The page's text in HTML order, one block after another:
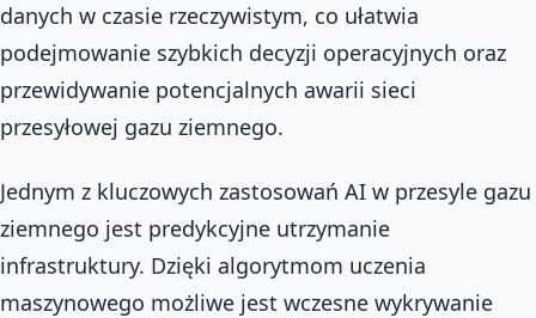
danych w czasie rzeczywistym, co ułatwia
podejmowanie szybkich decyzji operacyjnych oraz
przewidywanie potencjalnych awarii sieci
przesyłowej gazu ziemnego.
Jednym z kluczowych zastosowań AI w przesyle gazu
ziemnego jest predykcyjne utrzymanie
infrastruktury. Dzięki algorytmom uczenia
maszynowego możliwe jest wczesne wykrywanie